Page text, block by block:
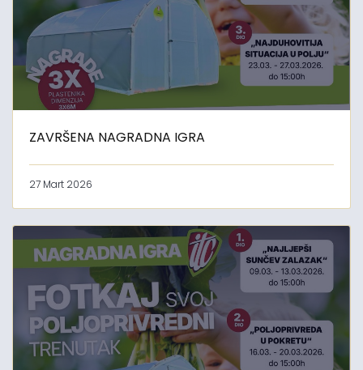
ZAVRŠENA NAGRADNA IGRA
27 Mart 2026